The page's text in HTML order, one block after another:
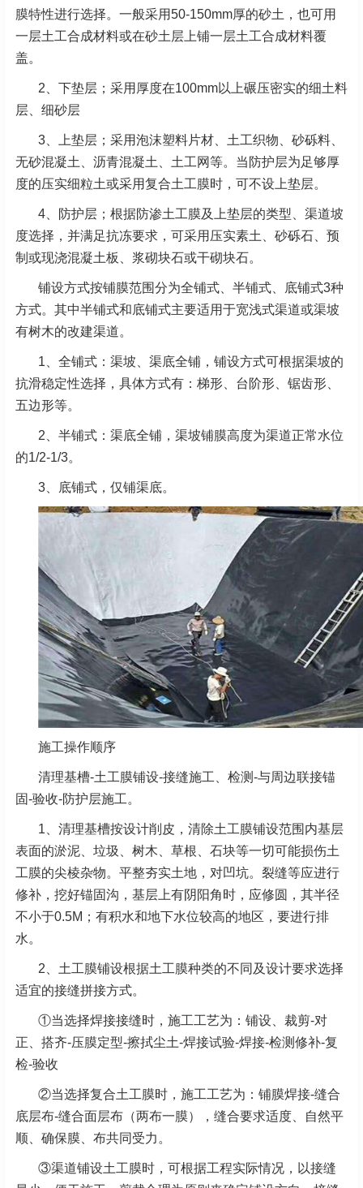
膜特性进行选择。一般采用50-150mm厚的砂土，也可用
一层土工合成材料或在砂土层上铺一层土工合成材料覆
盖。
2、下垫层；采用厚度在100mm以上碾压密实的细土料
层、细砂层
3、上垫层；采用泡沫塑料片材、土工织物、砂砾料、
无砂混凝土、沥青混凝土、土工网等。当防护层为足够厚
度的压实细粒土或采用复合土工膜时，可不设上垫层。
4、防护层；根据防渗土工膜及上垫层的类型、渠道坡
度选择，并满足抗冻要求，可采用压实素土、砂砾石、预
制或现浇混凝土板、浆砌块石或干砌块石。
铺设方式按铺膜范围分为全铺式、半铺式、底铺式3种
方式。其中半铺式和底铺式主要适用于宽浅式渠道或渠坡
有树木的改建渠道。
1、全铺式：渠坡、渠底全铺，铺设方式可根据渠坡的
抗滑稳定性选择，具体方式有：梯形、台阶形、锯齿形、
五边形等。
2、半铺式：渠底全铺，渠坡铺膜高度为渠道正常水位
的1/2-1/3。
3、底铺式，仅铺渠底。
施工操作顺序
清理基槽-土工膜铺设-接缝施工、检测-与周边联接锚
固-验收-防护层施工。
1、清理基槽按设计削皮，清除土工膜铺设范围内基层
表面的淤泥、垃圾、树木、草根、石块等一切可能损伤土
工膜的尖棱杂物。平整夯实土地，对凹坑。裂缝等应进行
修补，挖好锚固沟，基层上有阴阳角时，应修圆，其半径
不小于0.5M；有积水和地下水位较高的地区，要进行排
水。
2、土工膜铺设根据土工膜种类的不同及设计要求选择
适宜的接缝拼接方式。
①当选择焊接接缝时，施工工艺为：铺设、裁剪-对
正、搭齐-压膜定型-擦拭尘土-焊接试验-焊接-检测修补-复
检-验收
②当选择复合土工膜时，施工工艺为：铺膜焊接-缝合
底层布-缝合面层布（两布一膜），缝合要求适度、自然平
顺、确保膜、布共同受力。
③渠道铺设土工膜时，可根据工程实际情况，以接缝